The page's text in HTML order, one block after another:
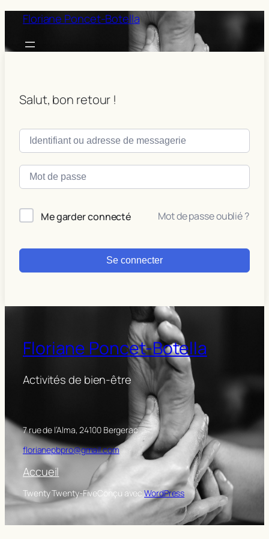
Floriane Poncet-Botella
Salut, bon retour !
Me garder connecté Mot de passe oublié ?
Se connecter
Floriane Poncet-Botella
Activités de bien-être
7 rue de l’Alma, 24100 Bergerac
florianepbpro@gmail.com
Accueil
Twenty Twenty-FiveConçu avecWordPress